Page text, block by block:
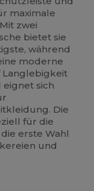
maximale
zwei
bietet sie
während
moderne
Langlebigkeit
sich
Die
für die
erste Wahl
und